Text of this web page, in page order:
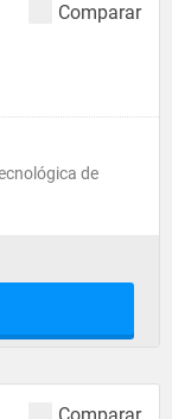
Comparar
de